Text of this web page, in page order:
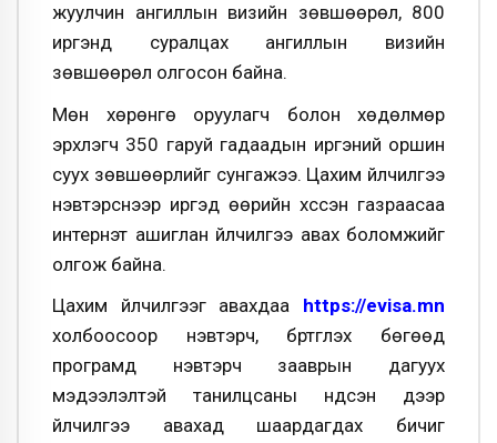
жуулчин ангиллын визийн зөвшөөрөл, 800
иргэнд суралцах ангиллын визийн
зөвшөөрөл олгосон байна.
Мөн хөрөнгө оруулагч болон хөдөлмөр
эрхлэгч 350 гаруй гадаадын иргэний оршин
суух зөвшөөрлийг сунгажээ. Цахим үйлчилгээ
нэвтэрснээр иргэд өөрийн хүссэн газраасаа
интернэт ашиглан үйлчилгээ авах боломжийг
олгож байна.
Цахим үйлчилгээг авахдаа https://evisa.mn
холбоосоор нэвтэрч, бүртгүүлэх бөгөөд
програмд нэвтэрч зааврын дагуух
мэдээлэлтэй танилцсаны үндсэн дээр
үйлчилгээ авахад шаардагдах бичиг